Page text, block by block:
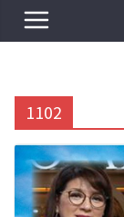
1102